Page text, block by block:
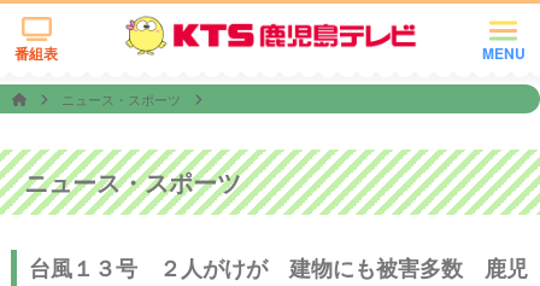
MENU
番組表
ニュース・スポーツ
ニュース・スポーツ
台風１３号 ２人がけが 建物にも被害多数 鹿児